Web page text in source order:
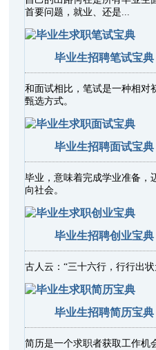
首要问题，就业、还是...
毕业生招聘笔试宝典
和面试相比，笔试是一种相对
甄选方式。
毕业生招聘面试宝典
毕业，意味着完成学业准备，
向社会。
毕业生招聘创业宝典
古人云：“三十六行，行行出状
毕业生招聘简历宝典
简历是一个求职者获取工作机